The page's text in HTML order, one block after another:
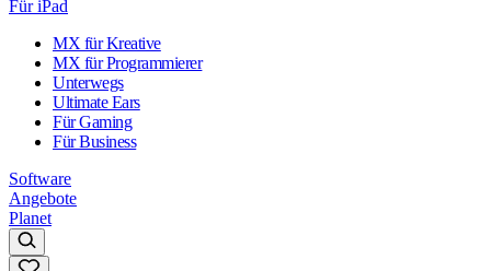
Für iPad
MX für Kreative
MX für Programmierer
Unterwegs
Ultimate Ears
Für Gaming
Für Business
Software
Angebote
Planet